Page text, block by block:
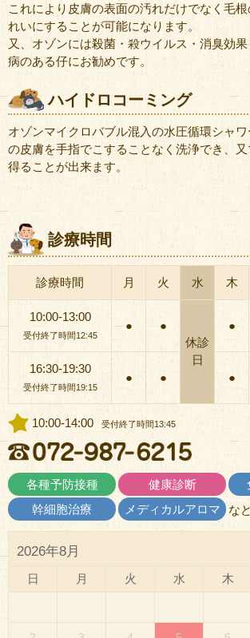
これにより皮膚の表面の汚れだけでなく毛
れいにすることが可能になります。
又、オゾンには殺菌・殺ウイルス・消臭効
病のある仔にお勧めです。
ハイドロコーミング
オゾンマイクロバブル混入の水圧循環シャ
の皮膚を手指でこすることなく洗浄でき、
得ることが出来ます。
診療時間
診療時間 月 火 水 木
10:00-13:00
受付終了時間12:45
●
●
休診
日
●
16:30-19:30
受付終了時間19:15
● ● ●
10:00-14:00 受付終了時間13:45
各種予防接種 健康診断
幹細胞治療
メディカルアロマ な
2026年8月
日 月 火 水 木